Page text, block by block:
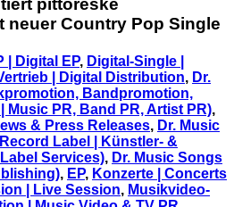
pittoreske
neuer Country Pop Single
| Digital EP, Digital-Single |
| Digital Distribution, Dr.
Bandpromotion,
Music PR, Band PR, Artist PR),
& Press Releases, Dr. Music
Label | Künstler- &
Services), Dr. Music Songs
, EP, Konzerte | Concerts
| Live Session, Musikvideo-